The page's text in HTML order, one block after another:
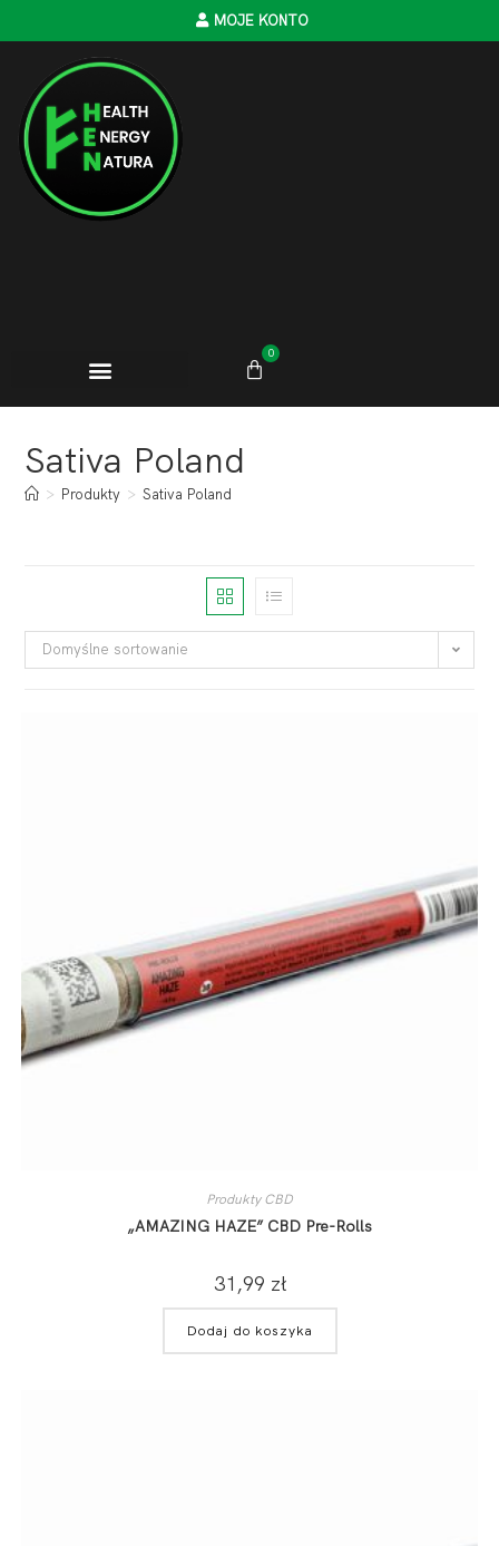
MOJE KONTO
0
Sativa Poland
> Produkty > Sativa Poland
Domyślne sortowanie
Produkty CBD
„AMAZING HAZE” CBD Pre-Rolls
31,99 zł
Dodaj do koszyka